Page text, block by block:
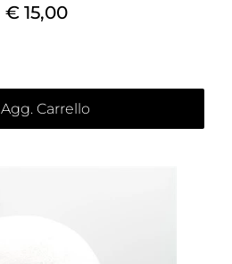
€ 15,00
Agg. Carrello